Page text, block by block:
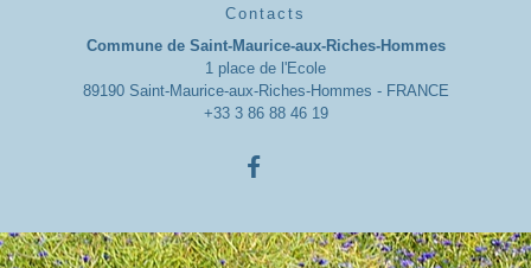
Contacts
Commune de Saint-Maurice-aux-Riches-Hommes
1 place de l'Ecole
89190 Saint-Maurice-aux-Riches-Hommes - FRANCE
+33 3 86 88 46 19